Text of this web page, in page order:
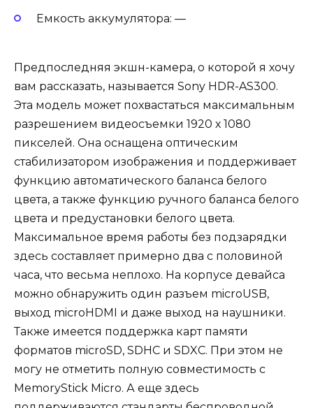
Емкость аккумулятора: —
Предпоследняя экшн-камера, о которой я хочу
вам рассказать, называется Sony HDR-AS300.
Эта модель может похвастаться максимальным
разрешением видеосъемки 1920 х 1080
пикселей. Она оснащена оптическим
стабилизатором изображения и поддерживает
функцию автоматического баланса белого
цвета, а также функцию ручного баланса белого
цвета и предустановки белого цвета.
Максимальное время работы без подзарядки
здесь составляет примерно два с половиной
часа, что весьма неплохо. На корпусе девайса
можно обнаружить один разъем microUSB,
выход microHDMI и даже выход на наушники.
Также имеется поддержка карт памяти
форматов microSD, SDHC и SDXC. При этом не
могу не отметить полную совместимость с
MemoryStick Micro. А еще здесь